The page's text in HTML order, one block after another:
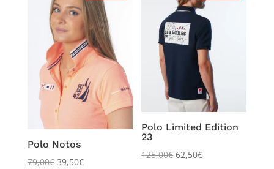
Polo Notos
79,00€ 39,50€
Polo Limited Edition
23
125,00€ 62,50€